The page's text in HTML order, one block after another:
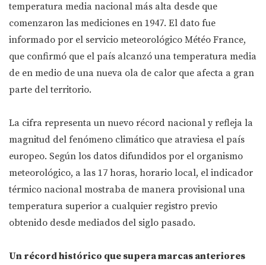
temperatura media nacional más alta desde que
comenzaron las mediciones en 1947. El dato fue
informado por el servicio meteorológico Météo France,
que confirmó que el país alcanzó una temperatura media
de en medio de una nueva ola de calor que afecta a gran
parte del territorio.
La cifra representa un nuevo récord nacional y refleja la
magnitud del fenómeno climático que atraviesa el país
europeo. Según los datos difundidos por el organismo
meteorológico, a las 17 horas, horario local, el indicador
térmico nacional mostraba de manera provisional una
temperatura superior a cualquier registro previo
obtenido desde mediados del siglo pasado.
Un récord histórico que supera marcas anteriores